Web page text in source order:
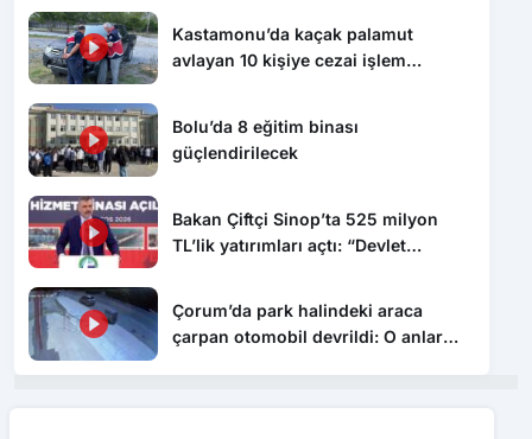
Kastamonu’da kaçak palamut
avlayan 10 kişiye cezai işlem
Bolu’da 8 eğitim binası
güçlendirilecek
Bakan Çiftçi Sinop’ta 525 milyon
TL’lik yatırımları açtı: “Devlet
Çorum’da park halindeki araca
çarpan otomobil devrildi: O anlar